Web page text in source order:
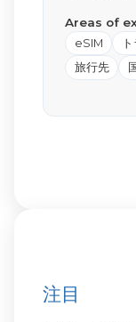
Areas of
eSIM
旅行先
注目